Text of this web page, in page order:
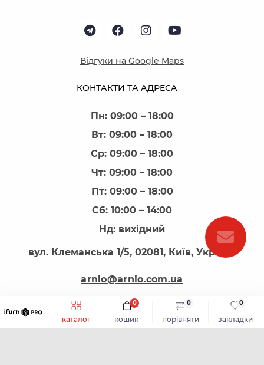
каталог порівняти
0
закладки
0
кошик
0
КОНТАКТИ ТА АДРЕСА
Пн: 09:00 – 18:00
Вт: 09:00 – 18:00
Ср: 09:00 – 18:00
Чт: 09:00 – 18:00
Пт: 09:00 – 18:00
Сб: 10:00 – 14:00
Нд: вихідний
вул. Клеманська 1/5, 02081, Київ, Україна
arnio@arnio.com.ua
Відгуки на Google Maps